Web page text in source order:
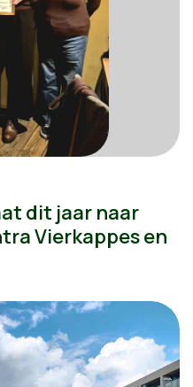
dit jaar naar
Vierkappes en